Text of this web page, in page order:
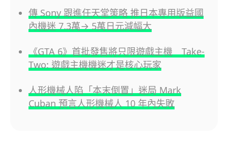
傳 Sony 跟進任天堂策略 推日本專用版益國
內機迷 7.3萬→ 5萬日元減幅大
《GTA 6》首批發售將只限遊戲主機 Take-
Two: 遊戲主機機迷才是核心玩家
人形機械人陷「本末倒置」迷局 Mark
Cuban 預言人形機械人 10 年內失敗